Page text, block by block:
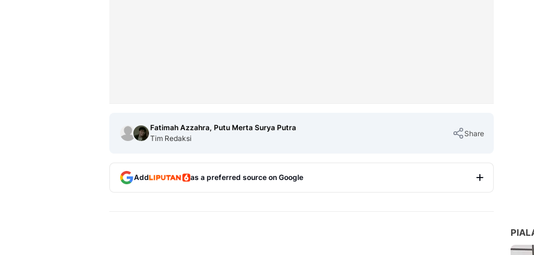
Fatimah Azzahra, Putu Merta Surya Putra
Tim Redaksi
Share
Add as a preferred source on Google